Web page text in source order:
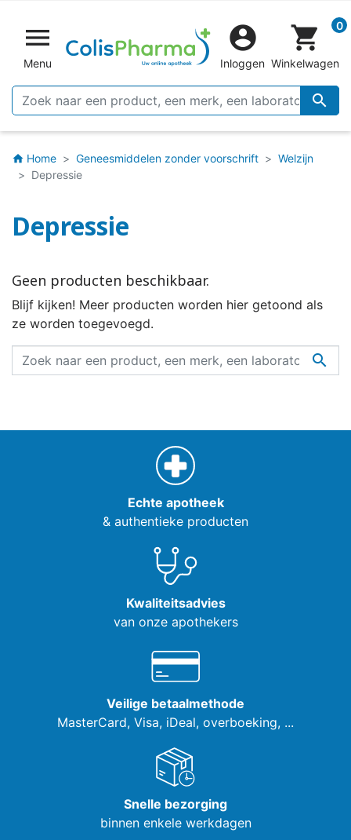

Menu


Inloggen
shopping_cart 0
Winkelwagen
home Home Geneesmiddelen zonder voorschrift
Welzijn
Depressie
Depressie
Geen producten beschikbaar.
Blijf kijken! Meer producten worden hier getoond als
ze worden toegevoegd.

Echte apotheek
& authentieke producten
Kwaliteitsadvies
van onze apothekers
Veilige betaalmethode
MasterCard, Visa, iDeal, overboeking, ...
Snelle bezorging
binnen enkele werkdagen